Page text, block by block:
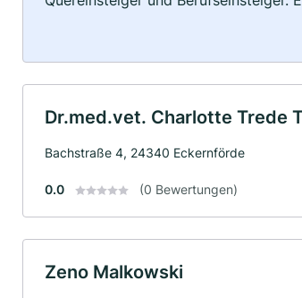
Dr.med.vet. Charlotte Trede
Bachstraße 4, 24340 Eckernförde
0.0 (0 Bewertungen)
Zeno Malkowski